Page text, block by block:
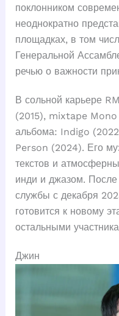
поклонником
неоднократно
площадках, в том
Генеральной
речью о важности
В сольной карьере
(2015), mixtape Mono
альбома: Indigo
Person (2024). Его
текстов и
инди и джазом.
службы с декабря
готовится к новому
остальными
Джин